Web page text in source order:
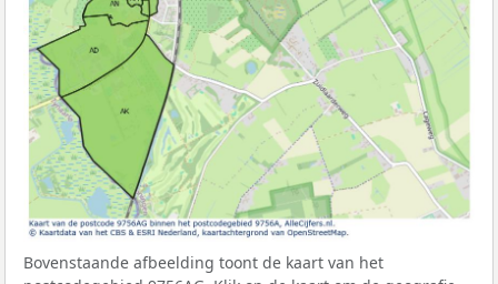
Bovenstaande afbeelding toont de kaart van het